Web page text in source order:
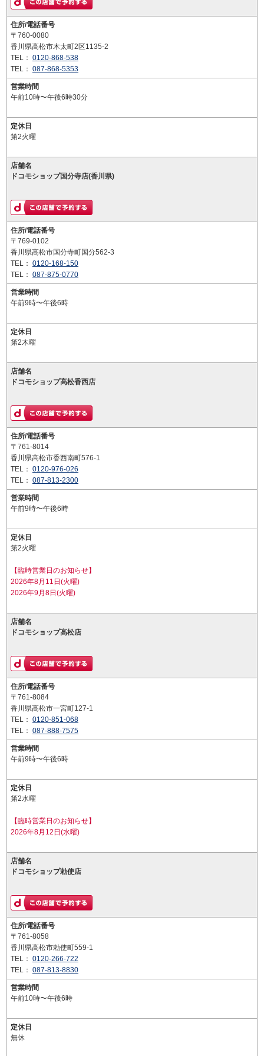
住所/電話番号
〒760-0080
香川県高松市木太町2区1135-2
TEL： 0120-868-538
TEL： 087-868-5353
営業時間
午前10時〜午後6時30分
定休日
第2火曜
店舗名
ドコモショップ国分寺店(香川県)
住所/電話番号
〒769-0102
香川県高松市国分寺町国分562-3
TEL： 0120-168-150
TEL： 087-875-0770
営業時間
午前9時〜午後6時
定休日
第2木曜
店舗名
ドコモショップ高松香西店
住所/電話番号
〒761-8014
香川県高松市香西南町576-1
TEL： 0120-976-026
TEL： 087-813-2300
営業時間
午前9時〜午後6時
定休日
第2火曜
【臨時営業日のお知らせ】
2026年8月11日(火曜)
2026年9月8日(火曜)
店舗名
ドコモショップ高松店
住所/電話番号
〒761-8084
香川県高松市一宮町127-1
TEL： 0120-851-068
TEL： 087-888-7575
営業時間
午前9時〜午後6時
定休日
第2水曜
【臨時営業日のお知らせ】
2026年8月12日(水曜)
店舗名
ドコモショップ勅使店
住所/電話番号
〒761-8058
香川県高松市勅使町559-1
TEL： 0120-266-722
TEL： 087-813-8830
営業時間
午前10時〜午後6時
定休日
無休